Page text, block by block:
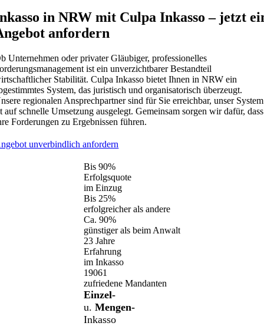
in NRW mit Culpa Inkasso – jetzt
anfordern
Unternehmen oder privater Gläubiger, professionelles
ist ein unverzichtbarer Bestandteil
Stabilität. Culpa Inkasso bietet Ihnen in NRW ein
System, das juristisch und organisatorisch überzeugt.
regionalen Ansprechpartner sind für Sie erreichbar, unser System
auf schnelle Umsetzung ausgelegt. Gemeinsam sorgen wir dafür, dass
Forderungen zu Ergebnissen führen.
unverbindlich anfordern
Bis 90%
Erfolgsquote
im Einzug
Bis 25%
erfolgreicher als andere
Ca. 90%
günstiger als beim Anwalt
23 Jahre
Erfahrung
im Inkasso
19061
zufriedene Mandanten
Einzel-
u. Mengen-
Inkasso